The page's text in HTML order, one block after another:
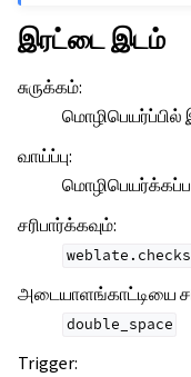
இரட்டை இடம்
சுருக்கம்:
வாய்ப்பு:
சரிபார்க்கவும்:
அடையாளங்காட்டியை
double_space
Trigger: